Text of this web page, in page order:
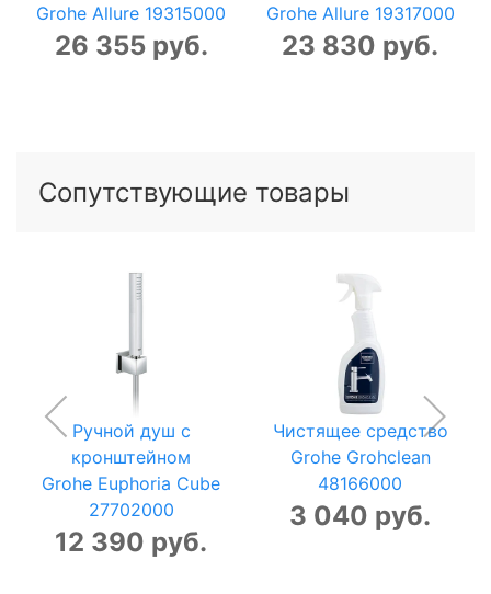
Grohe Allure 19315000
26 355 руб.
Grohe Allure 19317000
23 830 руб.
Сопутствующие товары
Ручной душ с
кронштейном
Grohe Euphoria Cube
27702000
12 390 руб.
Чистящее средство
Grohe Grohclean
48166000
3 040 руб.